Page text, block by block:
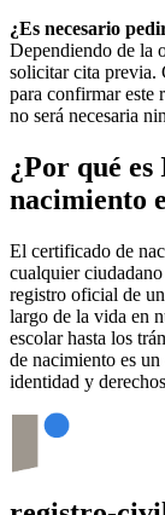
¿Es necesario
Dependiendo de la
solicitar cita previa.
para confirmar este
no será necesaria
¿Por qué
nacimiento
El certificado de
cualquier
registro oficial de
largo de la vida en
escolar hasta los
de nacimiento es
identidad y